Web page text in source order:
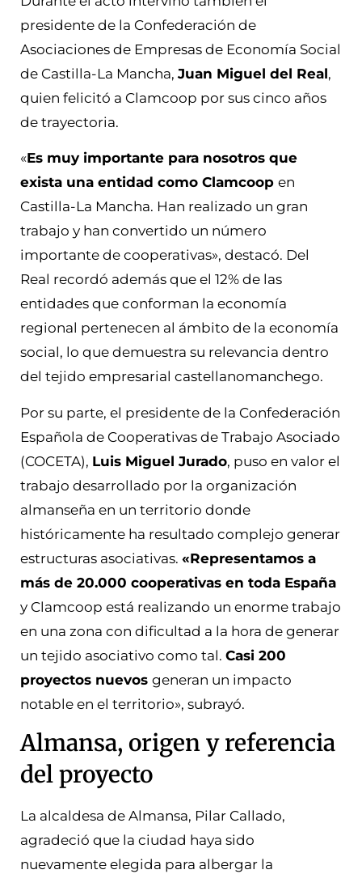
presidente de la Confederación de
Asociaciones de Empresas de Economía Social
de Castilla-La Mancha, Juan Miguel del Real,
quien felicitó a Clamcoop por sus cinco años
de trayectoria.
«Es muy importante para nosotros que
exista una entidad como Clamcoop en
Castilla-La Mancha. Han realizado un gran
trabajo y han convertido un número
importante de cooperativas», destacó. Del
Real recordó además que el 12% de las
entidades que conforman la economía
regional pertenecen al ámbito de la economía
social, lo que demuestra su relevancia dentro
del tejido empresarial castellanomanchego.
Por su parte, el presidente de la Confederación
Española de Cooperativas de Trabajo Asociado
(COCETA), Luis Miguel Jurado, puso en valor el
trabajo desarrollado por la organización
almanseña en un territorio donde
históricamente ha resultado complejo generar
estructuras asociativas. «Representamos a
más de 20.000 cooperativas en toda España
y Clamcoop está realizando un enorme trabajo
en una zona con dificultad a la hora de generar
un tejido asociativo como tal. Casi 200
proyectos nuevos generan un impacto
notable en el territorio», subrayó.
Almansa, origen y referencia
del proyecto
La alcaldesa de Almansa, Pilar Callado,
agradeció que la ciudad haya sido
nuevamente elegida para albergar la